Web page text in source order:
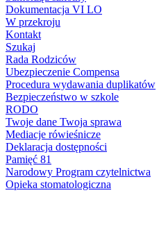
Dokumentacja VI LO
W przekroju
Kontakt
Szukaj
Rada Rodziców
Ubezpieczenie Compensa
Procedura wydawania duplikatów
Bezpieczeństwo w szkole
RODO
Twoje dane Twoja sprawa
Mediacje rówieśnicze
Deklaracja dostępności
Pamięć 81
Narodowy Program czytelnictwa
Opieka stomatologiczna